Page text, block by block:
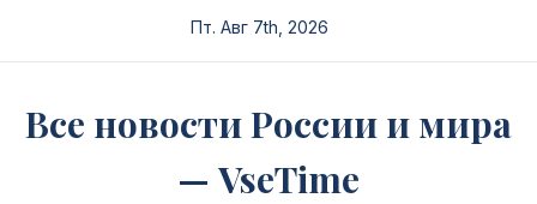
Пт. Авг 7th, 2026
Все новости России и мира
— VseTime